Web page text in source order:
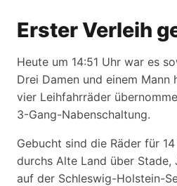
Erster Verleih
Heute um 14:51 Uhr war es
Drei Damen und einem Mann
vier Leihfahrräder
3-Gang-Nabenschaltung.
Gebucht sind die Räder für
durchs Alte Land über Stade,
auf der Schleswig-Holstein-